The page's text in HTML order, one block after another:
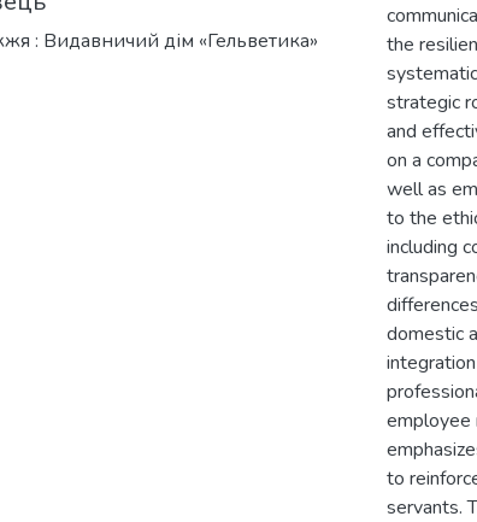
: Видавничий дім «Гельветика»
the
strategic
and
on a
well as
to the
including
domestic
employee
to
servants.